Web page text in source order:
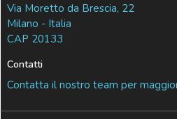
Via Moretto da Brescia, 22
Milano - Italia
CAP 20133
Contatti
Contatta il nostro team per